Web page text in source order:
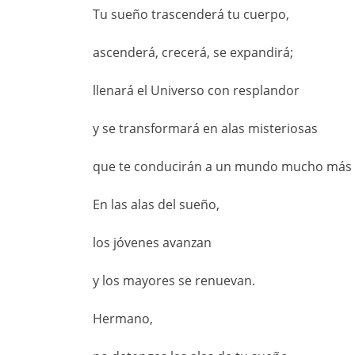
Tu sueño trascenderá tu cuerpo,
ascenderá, crecerá, se expandirá;
llenará el Universo con resplandor
y se transformará en alas misteriosas
que te conducirán a un mundo mucho
En las alas del sueño,
los jóvenes avanzan
y los mayores se renuevan.
Hermano,